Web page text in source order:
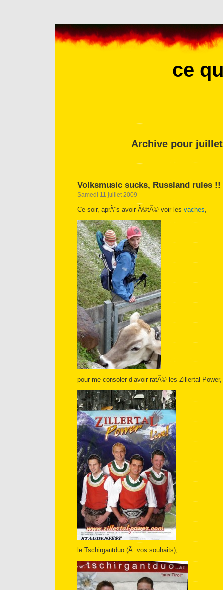
ce
Archive pour juillet
Volksmusic sucks, Russland rules !!
Samedi 11 juillet 2009
Ce soir, aprÃ¨s avoir Ã©tÃ© voir les vaches,
pour me consoler d’avoir ratÃ© les Zillertal Power,
le Tschirgantduo (Ã vos souhaits),